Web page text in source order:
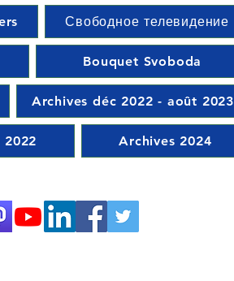
Свободное телевидение
Bouquet Svoboda
Archives déc 2022 - août 2023
Archives 2024